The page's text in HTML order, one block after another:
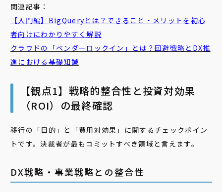
関連記事：
【入門編】 BigQueryとは？できること・メリットを初心
者向けにわかりやすく解説
クラウドの「ベンダーロックイン 」とは？回避戦略とDX推
進における基礎知識
【観点1】戦略的整合性と投資対効果
（ROI）の最終確認
移行の「目的」と「費用対効果」に関するチェックポイン
トです。決裁者が最もコミットすべき領域と言えます。
DX戦略・事業戦略との整合性